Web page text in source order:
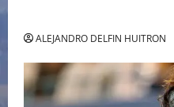
ALEJANDRO DELFIN HUITRON